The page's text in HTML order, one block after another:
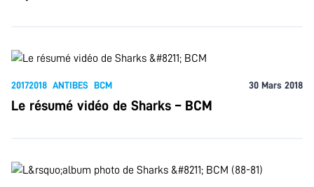
20172018 ANTIBES BCM 30 Mars 2018
Le résumé vidéo de Sharks – BCM